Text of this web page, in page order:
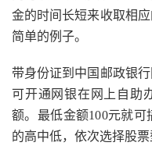
金的时间长短来收取相
简单的例子。
带身份证到中国邮政银
可开通网银在网上自助
额。最低金额100元就
的高中低，依次选择股